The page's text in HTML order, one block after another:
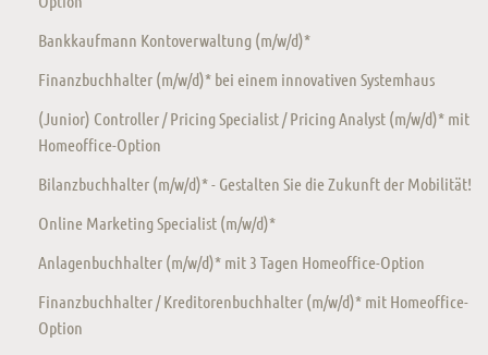
Bankkaufmann Kontoverwaltung (m/w/d)*
Finanzbuchhalter (m/w/d)* bei einem innovativen Systemhaus
(Junior) Controller / Pricing Specialist / Pricing Analyst (m/w/d)* mit
Homeoffice-Option
Bilanzbuchhalter (m/w/d)* - Gestalten Sie die Zukunft der Mobilität!
Online Marketing Specialist (m/w/d)*
Anlagenbuchhalter (m/w/d)* mit 3 Tagen Homeoffice-Option
Finanzbuchhalter / Kreditorenbuchhalter (m/w/d)* mit Homeoffice-
Option